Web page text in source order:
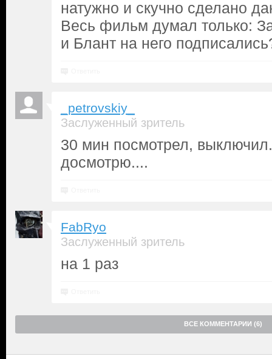
натужно и скучно сделано
Весь фильм думал только:
и Блант на него
_petrovskiy_
Заслуженный зритель
30 мин посмотрел,
досмотрю....
FabRyo
Заслуженный зритель
на 1 раз
ВСЕ КОММЕНТАРИИ (6)